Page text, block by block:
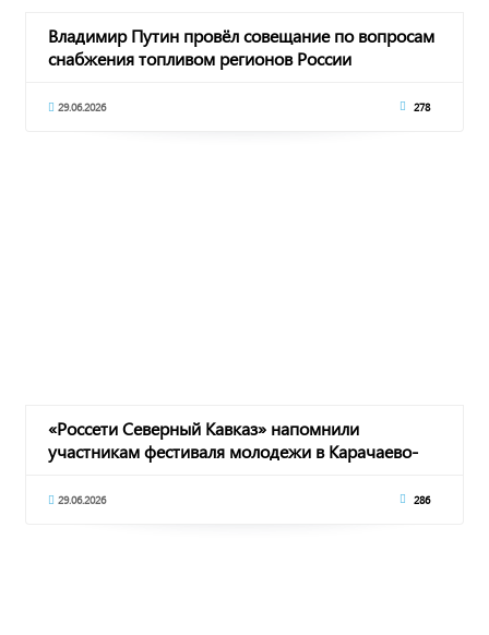
Владимир Путин провёл совещание по вопросам
снабжения топливом регионов России
29.06.2026 278
«Россети Северный Кавказ» напомнили
участникам фестиваля молодежи в Карачаево-
29.06.2026 286